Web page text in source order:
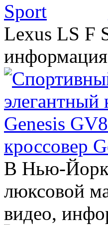
Lexus LS F
кроссовер
В Нью-
люксовой
видео,